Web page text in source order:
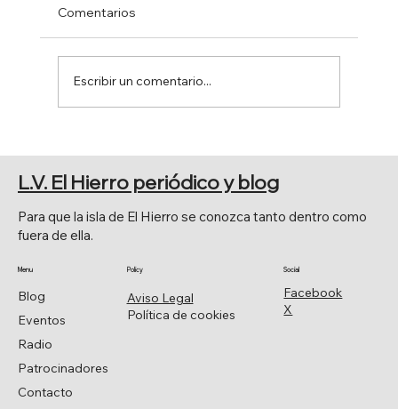
Comentarios
Escribir un comentario...
Facebook
X
Social
Aviso Legal
Política de cookies
Policy
Blog
Eventos
Radio
Patrocinadores
Contacto
Menu
Para que la isla de El Hierro se conozca tanto dentro como
fuera de ella.
L.V. El Hierro periódico y blog